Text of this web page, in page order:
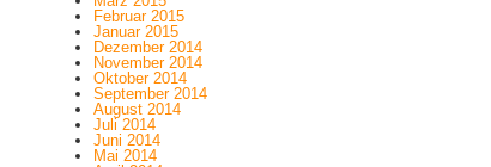
Februar 2015
Januar 2015
Dezember 2014
November 2014
Oktober 2014
September 2014
August 2014
Juli 2014
Juni 2014
Mai 2014